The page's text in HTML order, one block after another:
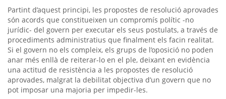
Partint d’aquest principi, les propostes de resolució aprovades
són acords que constitueixen un compromís polític -no
jurídic- del govern per executar els seus postulats, a través de
procediments administratius que finalment els facin realitat.
Si el govern no els compleix, els grups de l’oposició no poden
anar més enllà de reiterar-lo en el ple, deixant en evidència
una actitud de resistència a les propostes de resolució
aprovades, malgrat la debilitat objectiva d’un govern que no
pot imposar una majoria per impedir-les.